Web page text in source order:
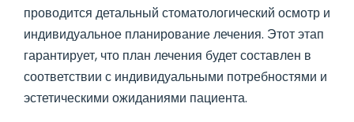
проводится детальный стоматологический осмотр и
индивидуальное планирование лечения. Этот этап
гарантирует, что план лечения будет составлен в
соответствии с индивидуальными потребностями и
эстетическими ожиданиями пациента.